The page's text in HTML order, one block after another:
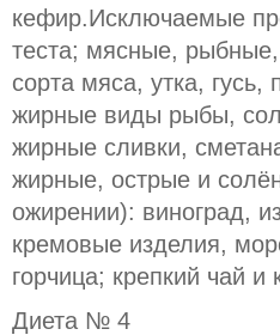
кефир.Исключаемые
теста; мясные,
сорта мяса, утка,
жирные виды рыбы,
жирные сливки,
жирные, острые и
ожирении): виноград,
кремовые изделия,
горчица; крепкий чай
Диета № 4